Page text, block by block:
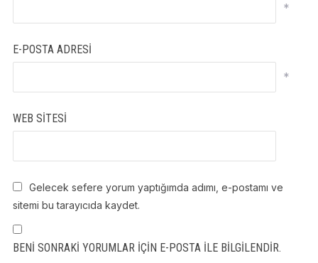
*
E-POSTA ADRESI
*
WEB SITESI
Gelecek sefere yorum yaptığımda adımı, e-postamı ve
sitemi bu tarayıcıda kaydet.
BENI SONRAKI YORUMLAR IÇIN E-POSTA ILE BILGILENDIR.